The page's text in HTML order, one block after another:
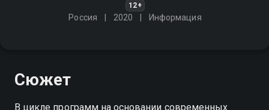
12+
Россия 2020 Информация
Сюжет
В цикле программ на основании современных